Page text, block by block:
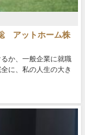
アットホーム株
か、一般企業に就職
に、私の人生の大き